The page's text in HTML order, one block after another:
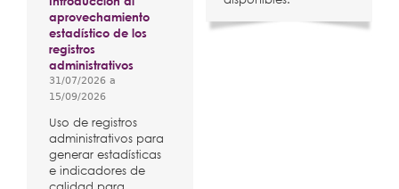
Transparencia
aprovechamiento
estadístico de los
registros
administrativos
31/07/2026 a
15/09/2026
Uso de registros
administrativos para
generar estadísticas
e indicadores de